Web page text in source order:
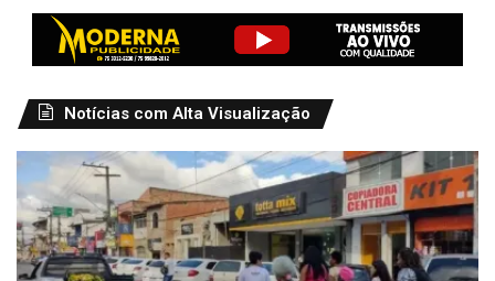
Notícias com Alta Visualização